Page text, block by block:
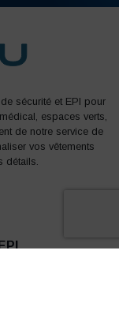
sécurité et EPI pour
espaces verts,
de notre service de
vos vêtements
détails.